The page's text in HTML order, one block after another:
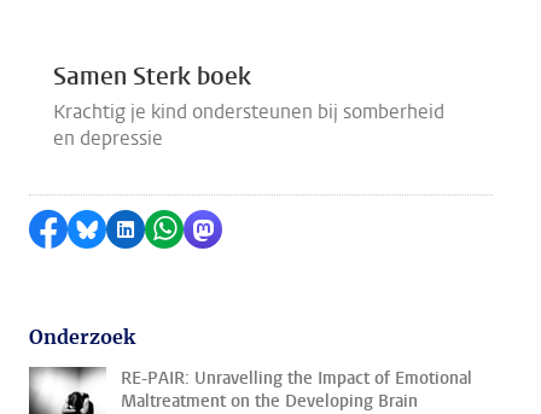
Samen Sterk boek
Krachtig je kind ondersteunen bij somberheid
en depressie
Delen op Facebook
Delen via Bluesky
Delen op LinkedIn
Delen via WhatsApp
Delen via Mastodon
Onderzoek
RE-PAIR: Unravelling the Impact of Emotional
Maltreatment on the Developing Brain